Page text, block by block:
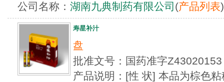
公司名称： 湖南九典制药有限公司 (产品列表)
寿星补汁
盘
批准文号：国药准字
产品说明：[性 状] 本品为棕色